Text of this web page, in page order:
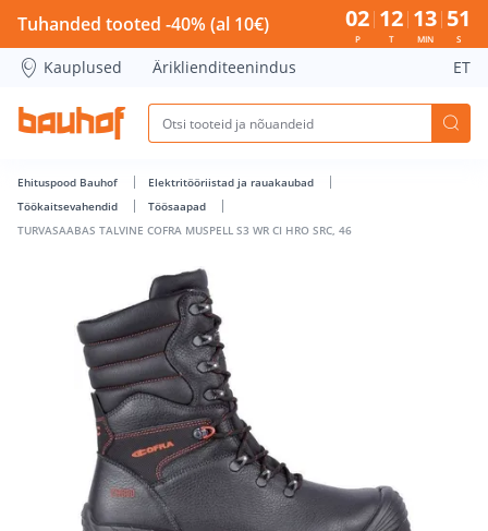
TURVASAABAS TALVINE COFRA MUSPELL S3 WR CI HRO
Tuhanded tooted -40% (al 10€) 02
P
12
T
13
MIN
50
S
Kauplused Äriklienditeenindus ET
Ehituspood Bauhof
Elektritööriistad ja rauakaubad
Töökaitsevahendid
Töösaapad
TURVASAABAS TALVINE COFRA MUSPELL S3 WR CI HRO SRC, 46